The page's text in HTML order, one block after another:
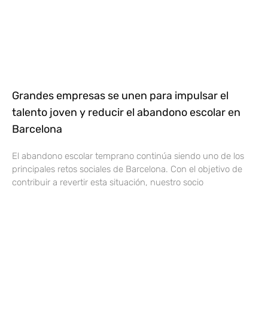
Grandes empresas se unen para impulsar el
talento joven y reducir el abandono escolar en
Barcelona
El abandono escolar temprano continúa siendo uno de los
principales retos sociales de Barcelona. Con el objetivo de
contribuir a revertir esta situación, nuestro socio